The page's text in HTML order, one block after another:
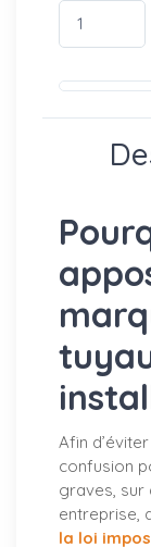
Afin
confusion
graves, sur
entreprise,
la loi